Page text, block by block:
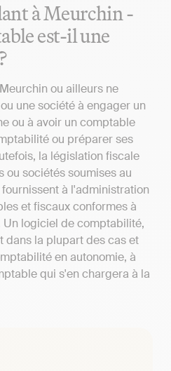
à Meurchin -
est-il une
ou ailleurs ne
une société à engager un
ou à avoir un comptable
ou préparer ses
la législation fiscale
ou sociétés soumises au
à l'administration
et fiscaux conformes à
logiciel de comptabilité,
dans la plupart des cas et
en autonomie, à
qui s'en chargera à la